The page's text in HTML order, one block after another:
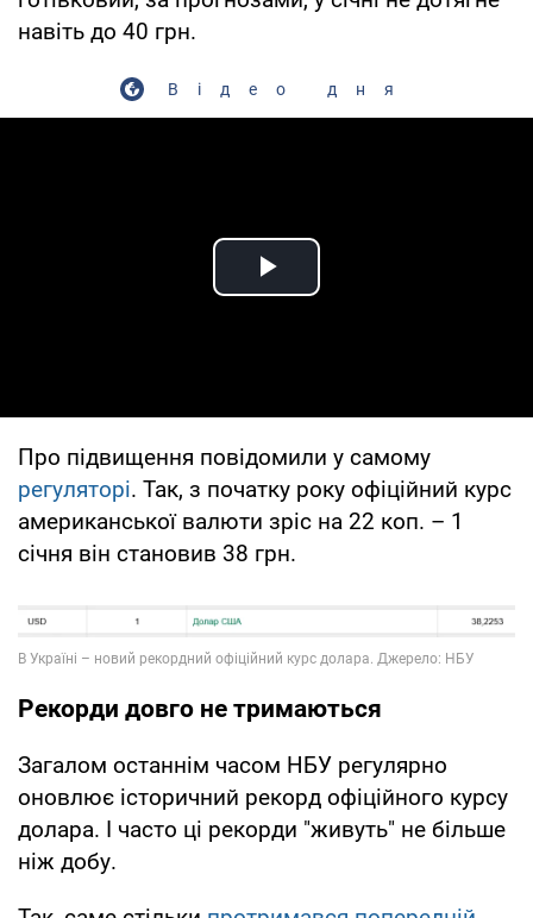
навіть до 40 грн.
Відео дня
Play Video
Про підвищення повідомили у самому
регуляторі. Так, з початку року офіційний курс
американської валюти зріс на 22 коп. – 1
січня він становив 38 грн.
Рекорди довго не тримаються
Загалом останнім часом НБУ регулярно
оновлює історичний рекорд офіційного курсу
долара. І часто ці рекорди "живуть" не більше
ніж добу.